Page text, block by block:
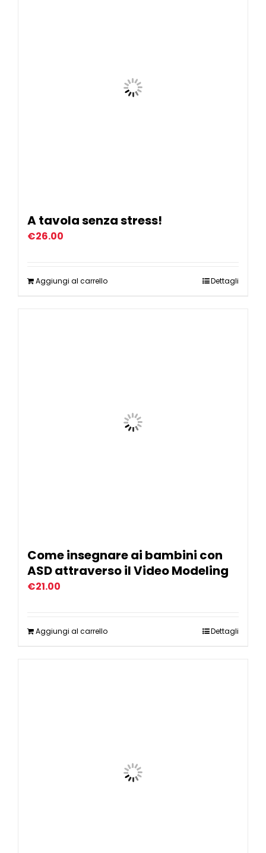
A tavola senza stress!
€26.00
Aggiungi al carrello Dettagli
Come insegnare ai bambini con
ASD attraverso il Video Modeling
€21.00
Aggiungi al carrello Dettagli